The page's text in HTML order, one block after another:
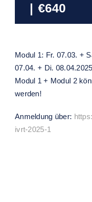
| €640
Modul 1: Fr. 07.03. +
07.04. + Di. 08.04.2025
Modul 1 + Modul 2
werden!
Anmeldung über:
ivrt-2025-1